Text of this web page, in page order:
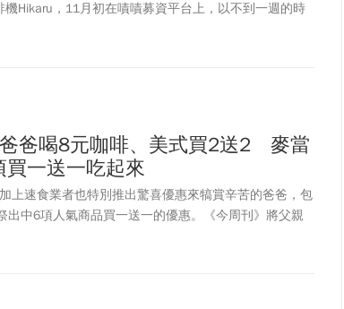
Hikaru，11月初在嘖嘖募資平台上，以不到一週的時
爸喝8元咖啡、美式買2送2 麥當
一送一吃起來
上速食業者也特別推出驚喜優惠來犒賞辛苦的爸爸，包
出中6項人氣商品買一送一的優惠。《今周刊》將父親
的爸爸能在8月8日這天吃好喝滿！